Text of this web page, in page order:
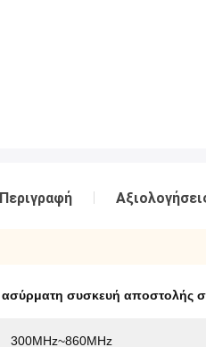
Περιγραφή
συσκευή αποστολής
300MHz~860MHz